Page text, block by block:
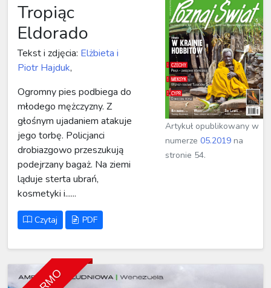
Tropiąc
Eldorado
Tekst i zdjęcia: Elżbieta i
Piotr Hajduk,
Ogromny pies podbiega do
młodego mężczyzny. Z
głośnym ujadaniem atakuje
jego torbę. Policjanci
drobiazgowo przeszukują
podejrzany bagaż. Na ziemi
ląduje sterta ubrań,
kosmetyki i......
Czytaj PDF
Artykuł opublikowany w
numerze05.2019 na
stronie 54.